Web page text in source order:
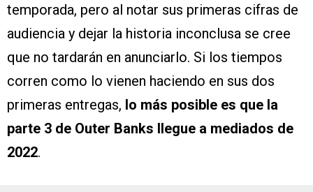
temporada, pero al notar sus primeras cifras de
audiencia y dejar la historia inconclusa se cree
que no tardarán en anunciarlo. Si los tiempos
corren como lo vienen haciendo en sus dos
primeras entregas, lo más posible es que la
parte 3 de Outer Banks llegue a mediados de
2022.